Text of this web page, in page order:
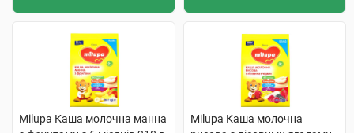
Milupa Каша молочна манна
Milupa Каша молочна